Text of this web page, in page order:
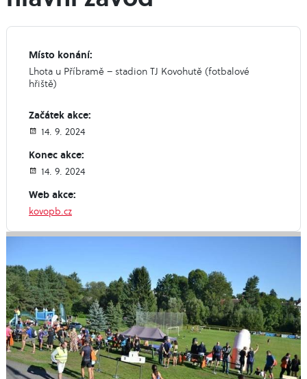
Místo konání:
Lhota u Příbramě – stadion TJ Kovohutě (fotbalové
hřiště)
Začátek akce:
14. 9. 2024
Konec akce:
14. 9. 2024
Web akce:
kovopb.cz